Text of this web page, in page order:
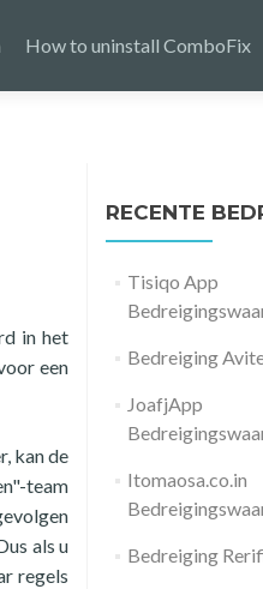
How to uninstall ComboFix
in het
een
kan de
team
als u
regels
RECENTE
Tisiqo App
Bedreiging
JoafjApp
Itomaosa.co.in
Bedreiging